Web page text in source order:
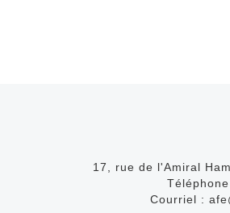
17, rue de l'Amiral
Courriel :